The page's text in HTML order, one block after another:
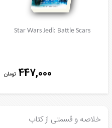
Star Wars Jedi: Battle Scars
447,000 تومان
خلاصه و قسمتی از کتاب